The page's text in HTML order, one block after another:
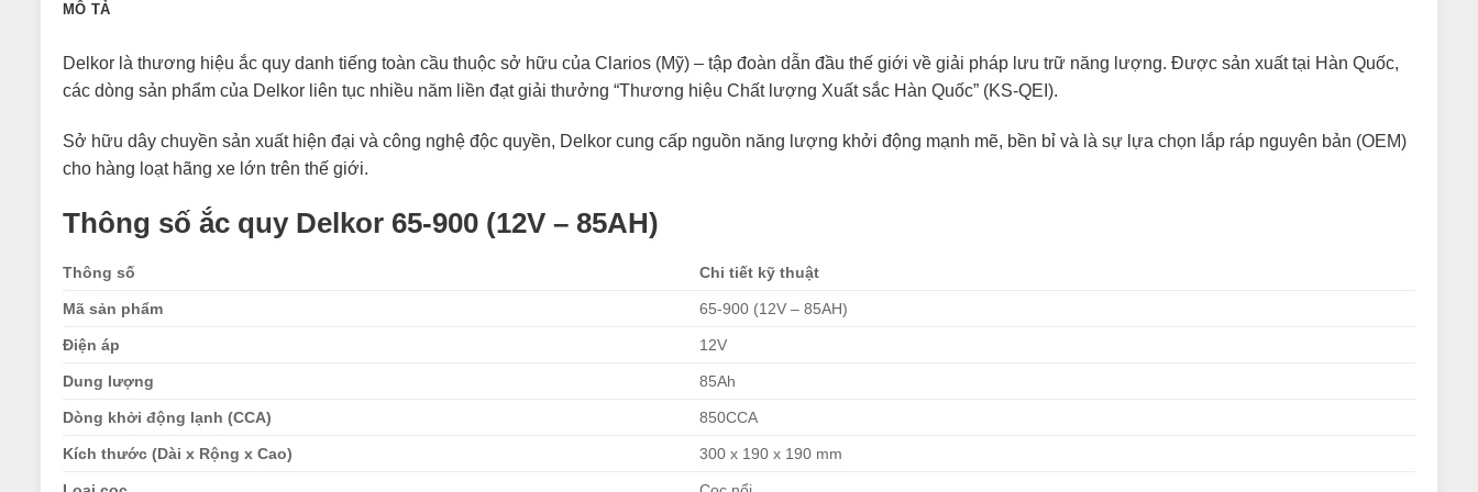
MÔ TẢ
Delkor là thương hiệu ắc quy danh tiếng toàn cầu thuộc sở hữu của Clarios (Mỹ) – tập đoàn dẫn đầu thế giới về giải pháp lưu trữ năng lượng. Được sản xuất tại Hàn Quốc,
các dòng sản phẩm của Delkor liên tục nhiều năm liền đạt giải thưởng “Thương hiệu Chất lượng Xuất sắc Hàn Quốc” (KS-QEI).
Sở hữu dây chuyền sản xuất hiện đại và công nghệ độc quyền, Delkor cung cấp nguồn năng lượng khởi động mạnh mẽ, bền bỉ và là sự lựa chọn lắp ráp nguyên bản (OEM)
cho hàng loạt hãng xe lớn trên thế giới.
Thông số ắc quy Delkor 65-900 (12V – 85AH)
Thông số Chi tiết kỹ thuật
Mã sản phẩm 65-900 (12V – 85AH)
Điện áp 12V
Dung lượng 85Ah
Dòng khởi động lạnh (CCA) 850CCA
Kích thước (Dài x Rộng x Cao) 300 x 190 x 190 mm